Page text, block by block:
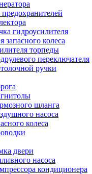
гидроусилителя
запасного колеса
торпеды
переключателя
ручки
шланга
насоса
колеса
двери
насоса
кондиционера